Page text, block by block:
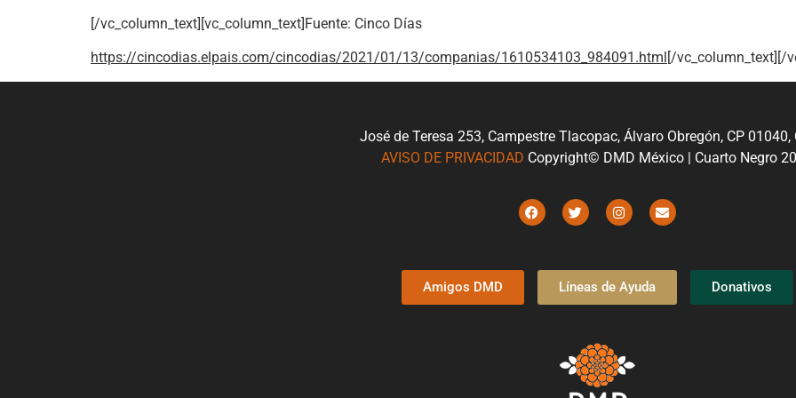
[/vc_column_text][vc_column_text]Fuente: Cinco Días
https://cincodias.elpais.com/cincodias/2021/01/13/companias/1610534103_984091.html [/vc_column_text][/
José de Teresa 253, Campestre Tlacopac, Álvaro Obregón, CP 01040,
AVISO DE PRIVACIDAD Copyright© DMD México | Cuarto Negro
Amigos DMD Líneas de Ayuda Donativos